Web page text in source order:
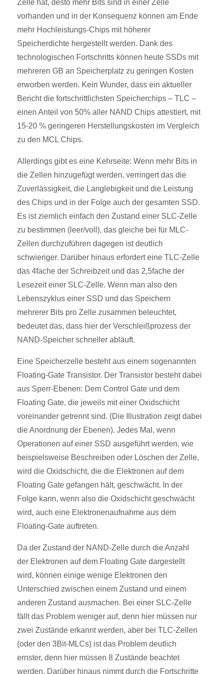
Zelle hat, desto mehr Bits sind in einer Zelle
vorhanden und in der Konsequenz können am Ende
mehr Hochleistungs-Chips mit höherer
Speicherdichte hergestellt werden. Dank des
technologischen Fortschritts können heute SSDs mit
mehreren GB an Speicherplatz zu geringen Kosten
erworben werden. Kein Wunder, dass ein aktueller
Bericht die fortschrittlichsten Speicherchips – TLC –
einen Anteil von 50% aller NAND Chips attestiert, mit
15-20 % geringeren Herstellungskosten im Vergleich
zu den MCL Chips.
Allerdings gibt es eine Kehrseite: Wenn mehr Bits in
die Zellen hinzugefügt werden, verringert das die
Zuverlässigkeit, die Langlebigkeit und die Leistung
des Chips und in der Folge auch der gesamten SSD.
Es ist ziemlich einfach den Zustand einer SLC-Zelle
zu bestimmen (leer/voll), das gleiche bei für MLC-
Zellen durchzuführen dagegen ist deutlich
schwieriger. Darüber hinaus erfordert eine TLC-Zelle
das 4fache der Schreibzeit und das 2,5fache der
Lesezeit einer SLC-Zelle. Wenn man also den
Lebenszyklus einer SSD und das Speichern
mehrerer Bits pro Zelle zusammen beleuchtet,
bedeutet das, dass hier der Verschleißprozess der
NAND-Speicher schneller abläuft.
Eine Speicherzelle besteht aus einem sogenannten
Floating-Gate Transistor. Der Transistor besteht dabei
aus Sperr-Ebenen: Dem Control Gate und dem
Floating Gate, die jeweils mit einer Oxidschicht
voreinander getrennt sind. (Die Illustration zeigt dabei
die Anordnung der Ebenen). Jedes Mal, wenn
Operationen auf einer SSD ausgeführt werden, wie
beispielsweise Beschreiben oder Löschen der Zelle,
wird die Oxidschicht, die die Elektronen auf dem
Floating Gate gefangen hält, geschwächt. In der
Folge kann, wenn also die Oxidschicht geschwächt
wird, auch eine Elektronenaufnahme aus dem
Floating-Gate auftreten.
Da der Zustand der NAND-Zelle durch die Anzahl
der Elektronen auf dem Floating Gate dargestellt
wird, können einige wenige Elektronen den
Unterschied zwischen einem Zustand und einem
anderen Zustand ausmachen. Bei einer SLC-Zelle
fällt das Problem weniger auf, denn hier müssen nur
zwei Zustände erkannt werden, aber bei TLC-Zellen
(oder den 3Bit-MLCs) ist das Problem deutlich
ernster, denn hier müssen 8 Zustände beachtet
werden. Darüber hinaus nimmt durch die Fortschritte